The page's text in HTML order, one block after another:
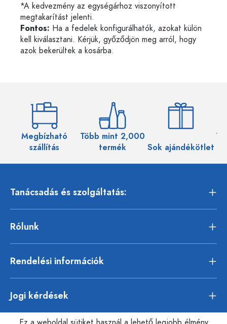
*A kedvezmény az egységárhoz viszonyított
megtakarítást jelenti.
Fontos: Ha a fedelek konfigurálhatók, azokat külön
kell kiválasztani. Kérjük, győződjön meg arról, hogy
azok bekerültek a kosárba.
Megbízható
szállítás
Több mint 2,000
termék
Sok ajándékötlet
Tanácsadás és szolgáltatás:
Rólunk
Rendelési információk
Jogi kérdések